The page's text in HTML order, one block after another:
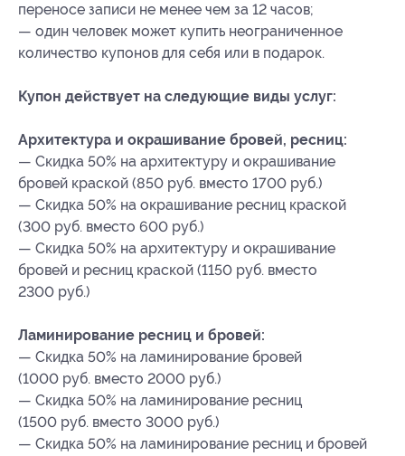
переносе записи не менее чем за 12 часов;
— один человек может купить неограниченное
количество купонов для себя или в подарок.
Купон действует на следующие виды услуг:
Архитектура и окрашивание бровей, ресниц:
— Скидка 50% на архитектуру и окрашивание
бровей краской (850 руб. вместо 1700 руб.)
— Скидка 50% на окрашивание ресниц краской
(300 руб. вместо 600 руб.)
— Скидка 50% на архитектуру и окрашивание
бровей и ресниц краской (1150 руб. вместо
2300 руб.)
Ламинирование ресниц и бровей:
— Скидка 50% на ламинирование бровей
(1000 руб. вместо 2000 руб.)
— Скидка 50% на ламинирование ресниц
(1500 руб. вместо 3000 руб.)
— Скидка 50% на ламинирование ресниц и бровей